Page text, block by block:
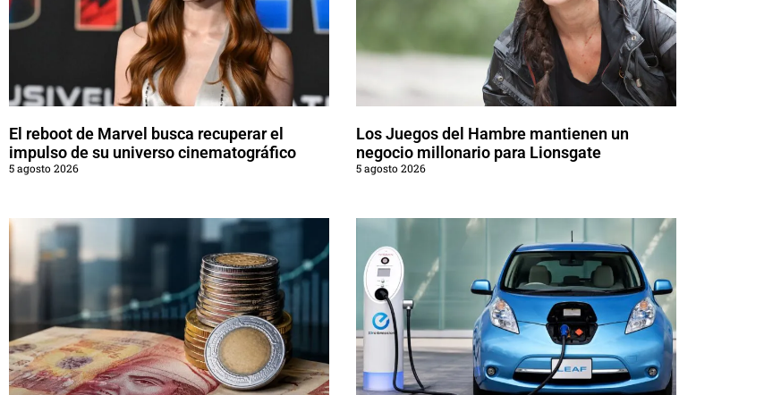
El reboot de Marvel busca recuperar el
impulso de su universo cinematográfico
5 agosto 2026
Los Juegos del Hambre mantienen un
negocio millonario para Lionsgate
5 agosto 2026